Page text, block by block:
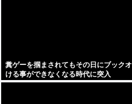
糞ゲーを掴まされてもその日にブック
ける事ができなくなる時代に突入